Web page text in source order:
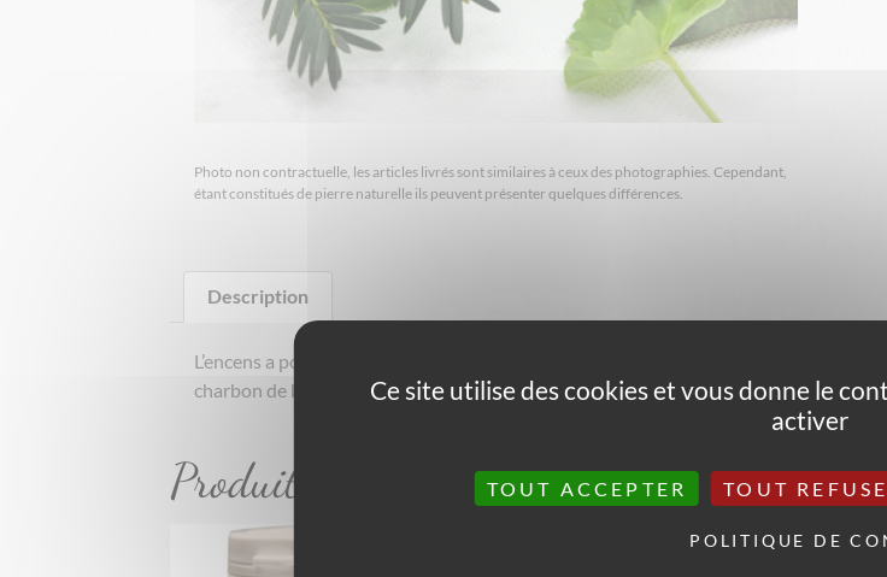
Photo non contractuelle, les articles livrés sont similaires à ceux des photographies. Cependant,
étant constitués de pierre naturelle ils peuvent présenter quelques différences.
Description
L’encens a pour fonction principale de purifier l’atmosphère, ainsi que de forcer la
charbon de bois ou sur des charbons ardents et dans un encensoir.
Produits similaires
Ce site utilise des cookies et vous donne le
activer
TOUT ACCEPTER TOUT
POLITIQUE DE